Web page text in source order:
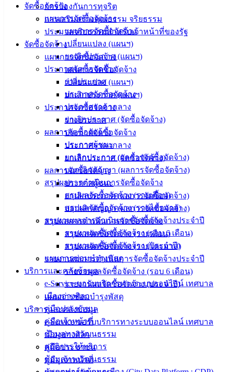
จัดซื้อจัดจ้าง
แผนการจัดซื้อจัดจ้าง
แผนการจัดซื้อจัดจ้าง
เปลี่ยนแปลง (แผนฯ)
ยกเลิกประกาศ (แผนฯ)
ประกาศจัดซื้อจัดจ้าง
ร่างประกาศ
ประกาศจัดซื้อจัดจ้าง
ประกาศราคากลาง
ยกเลิกประกาศ (จัดซื้อจัดจ้าง)
ผลการจัดซื้อจัดจ้าง
ประกาศผู้ชนะ
ยกเลิกประกาศ (ผลการจัดซื้อจัดจ้าง)
บอกเลิกสัญญา (ผลการจัดซื้อจัดจ้าง)
สรุปผลการดำเนินการจัดซื้อจัดจ้าง
สรุปผลจัดซื้อจัดจ้าง (รายเดือน)
สรุปผลจัดซื้อจัดจ้าง (รายไตรมาส)
รายงานผลการดำเนินการจัดซื้อจัดจ้างประจำปี
รายงานผลจัดซื้อจัดจ้าง (รอบ 6 เดือน)
รายงานผลจัดซื้อจัดจ้าง (ประจำปี)
แผนการซ่อมบำรุงพัสดุ
บริการและคลังข้อมูล
e-Service ขอรับบริการทางระบบออนไลน์ เทศบาล
เมืองอ่างศิลา
คู่มือประชาชน
คู่มือเจ้าหน้าที่
ข้อมูลทางวัฒนธรรม
สถิติการให้บริการ
ข้อมูลทางวัฒนธรรม
การป้องกันการทุจริต
การเสริมสร้างคุณธรรม จริยธรรม
ประมวลจริยธรรมสำหรับเจ้าหน้าที่ของรัฐ
จัดซื้อจัดจ้าง
แผนการจัดซื้อจัดจ้าง
แผนการจัดซื้อจัดจ้าง
เปลี่ยนแปลง (แผนฯ)
ยกเลิกประกาศ (แผนฯ)
ประกาศจัดซื้อจัดจ้าง
ร่างประกาศ
ประกาศจัดซื้อจัดจ้าง
ประกาศราคากลาง
ยกเลิกประกาศ (จัดซื้อจัดจ้าง)
ผลการจัดซื้อจัดจ้าง
ประกาศผู้ชนะ
ยกเลิกประกาศ (ผลการจัดซื้อจัดจ้าง)
บอกเลิกสัญญา (ผลการจัดซื้อจัดจ้าง)
สรุปผลการดำเนินการจัดซื้อจัดจ้าง
สรุปผลจัดซื้อจัดจ้าง (รายเดือน)
สรุปผลจัดซื้อจัดจ้าง (รายไตรมาส)
รายงานผลการดำเนินการจัดซื้อจัดจ้างประจำปี
รายงานผลจัดซื้อจัดจ้าง (รอบ 6 เดือน)
รายงานผลจัดซื้อจัดจ้าง (ประจำปี)
แผนการซ่อมบำรุงพัสดุ
บริการและคลังข้อมูล
e-Service ขอรับบริการทางระบบออนไลน์ เทศบาล
เมืองอ่างศิลา
คู่มือประชาชน
คู่มือเจ้าหน้าที่
เอกสาร
คู่มือ
สำหรับ
ประชาชน/
คู่มือการ
ปฏิบัติ
น่ารู้
ข้อมูล
อิเล็กทรอนิกส์
องค์
ความรู้
(Knowledge
Management)
สายตรง
นายก
ประวัติ
เทศบาล
ผู้บริหาร
และ
หัวหน้า
ส่วน